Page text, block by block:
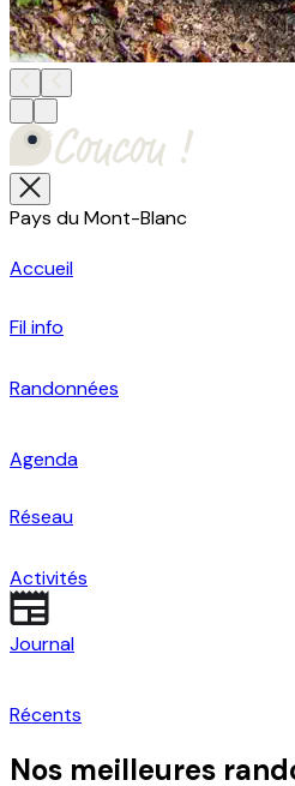
Pays du Mont-Blanc
Accueil
Fil info
Randonnées
Agenda
Réseau
Activités
Journal
Récents
Nos meilleures